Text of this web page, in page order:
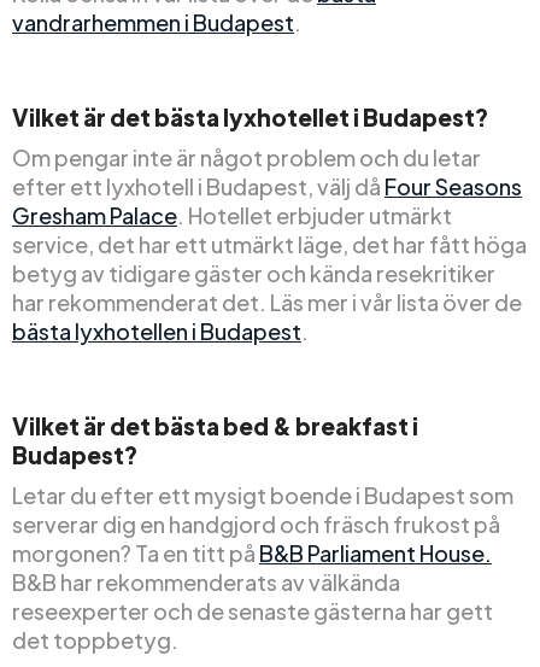
vandrarhemmen i Budapest.
Vilket är det bästa lyxhotellet i Budapest?
Om pengar inte är något problem och du letar
efter ett lyxhotell i Budapest, välj då Four Seasons
Gresham Palace. Hotellet erbjuder utmärkt
service, det har ett utmärkt läge, det har fått höga
betyg av tidigare gäster och kända resekritiker
har rekommenderat det. Läs mer i vår lista över de
bästa lyxhotellen i Budapest.
Vilket är det bästa bed & breakfast i
Budapest?
Letar du efter ett mysigt boende i Budapest som
serverar dig en handgjord och fräsch frukost på
morgonen? Ta en titt på B&B Parliament House.
B&B har rekommenderats av välkända
reseexperter och de senaste gästerna har gett
det toppbetyg.